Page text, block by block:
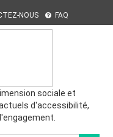
NOUS FAQ
sociale et
d'accessibilité,